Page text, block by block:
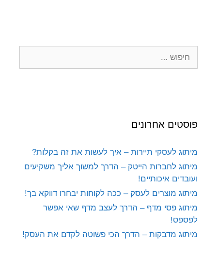
פוסטים אחרונים
מיתוג לעסקי תיירות – איך לעשות את זה בקלות?
מיתוג לחברות הייטק – הדרך למשוך אליך משקיעים
ועובדים איכותיים!
מיתוג מוצרים לעסק – ככה לקוחות יבחרו דווקא בך!
מיתוג פסי מדף – הדרך לעצב מדף שאי אפשר
לפספס!
מיתוג מדבקות – הדרך הכי פשוטה לקדם את העסק!